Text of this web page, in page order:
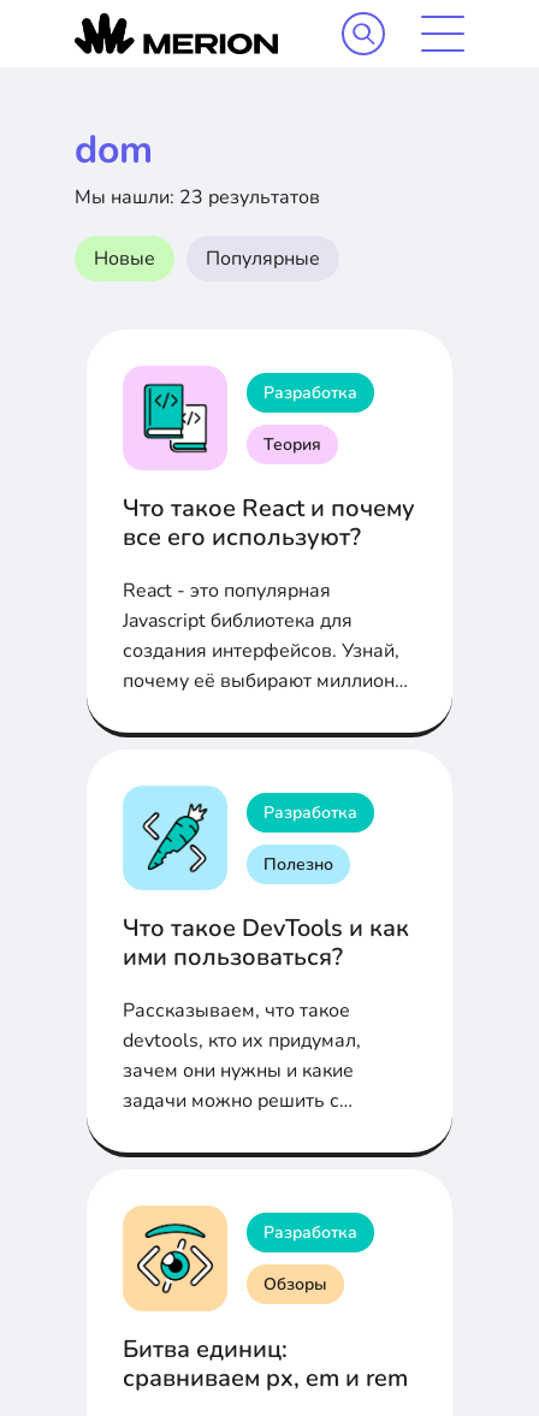
dom
Мы нашли: 23 результатов
Новые Популярные
Разработка
Теория
Что такое React и почему
все его используют?
React - это популярная
Javascript библиотека для
создания интерфейсов. Узнай,
почему её выбирают миллионы
Разработка
Полезно
Что такое DevTools и как
ими пользоваться?
Рассказываем, что такое
devtools, кто их придумал,
зачем они нужны и какие
задачи можно решить с
разработчика"
Разработка
Обзоры
Битва единиц:
сравниваем px, em и rem